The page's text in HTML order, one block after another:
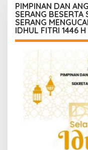
PIMPINAN DAN
SERANG BESERTA
SERANG
IDHUL FITRI 1446 H